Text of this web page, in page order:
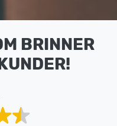
BRINNER